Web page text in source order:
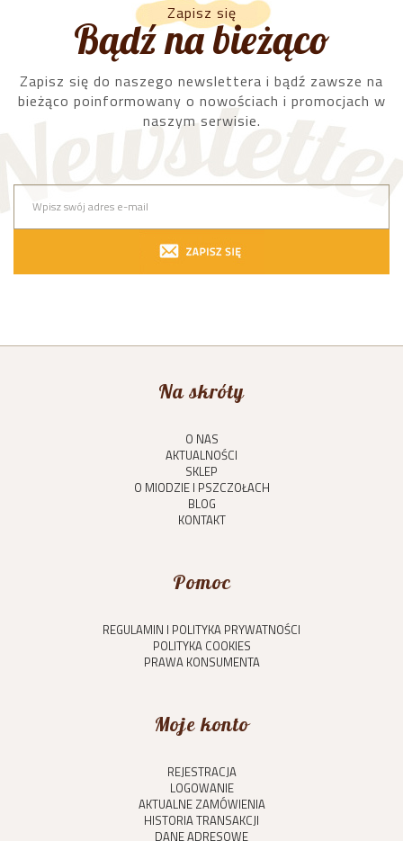
Zapisz się
Bądź na bieżąco
Zapisz się do naszego newslettera i bądź zawsze na
bieżąco poinformowany o nowościach i promocjach w
naszym serwisie.
Na skróty
O NAS
AKTUALNOŚCI
SKLEP
O MIODZIE I PSZCZOŁACH
BLOG
KONTAKT
Pomoc
REGULAMIN I POLITYKA PRYWATNOŚCI
POLITYKA COOKIES
PRAWA KONSUMENTA
Moje konto
REJESTRACJA
LOGOWANIE
AKTUALNE ZAMÓWIENIA
HISTORIA TRANSAKCJI
DANE ADRESOWE